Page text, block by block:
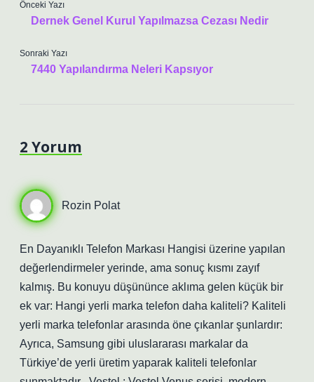
Önceki Yazı
Dernek Genel Kurul Yapılmazsa Cezası Nedir
Sonraki Yazı
7440 Yapılandırma Neleri Kapsıyor
2 Yorum
Rozin Polat
En Dayanıklı Telefon Markası Hangisi üzerine yapılan
değerlendirmeler yerinde, ama sonuç kısmı zayıf
kalmış. Bu konuyu düşününce aklıma gelen küçük bir
ek var: Hangi yerli marka telefon daha kaliteli? Kaliteli
yerli marka telefonlar arasında öne çıkanlar şunlardır:
Ayrıca, Samsung gibi uluslararası markalar da
Türkiye’de yerli üretim yaparak kaliteli telefonlar